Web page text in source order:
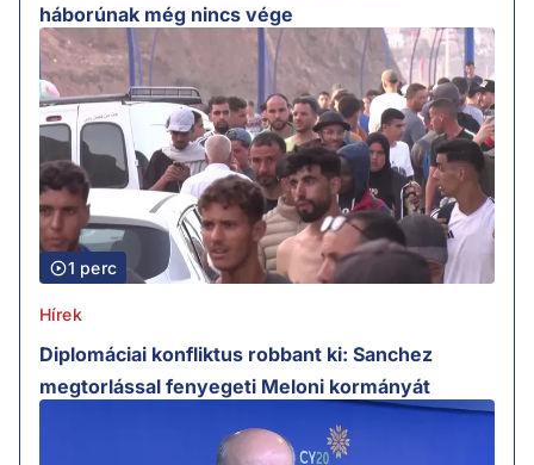
háborúnak még nincs vége
1 perc
Hírek
Diplomáciai konfliktus robbant ki: Sanchez
megtorlással fenyegeti Meloni kormányát